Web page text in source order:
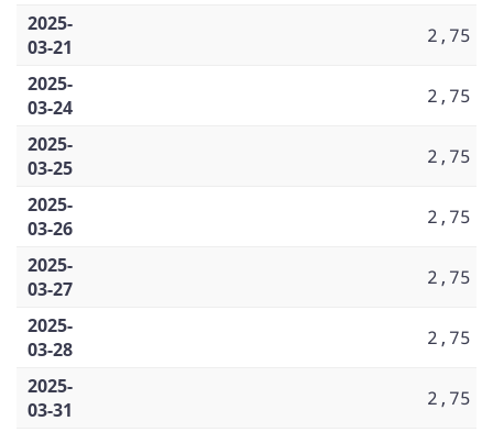
2025-
03-21
2,75
2025-
03-24
2,75
2025-
03-25
2,75
2025-
03-26
2,75
2025-
03-27
2,75
2025-
03-28
2,75
2025-
03-31
2,75